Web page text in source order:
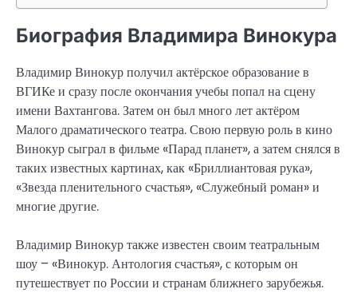
Биография Владимира Винокура
Владимир Винокур получил актёрское образование в
ВГИКе и сразу после окончания учебы попал на сцену
имени Вахтангова. Затем он был много лет актёром
Малого драматического театра. Свою первую роль в кино
Винокур сыграл в фильме «Парад планет», а затем снялся в
таких известных картинах, как «Бриллиантовая рука»,
«Звезда пленительного счастья», «Служебный роман» и
многие другие.
Владимир Винокур также известен своим театральным
шоу – «Винокур. Антология счастья», с которым он
путешествует по России и странам ближнего зарубежья.